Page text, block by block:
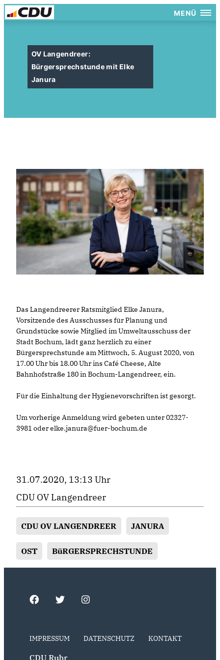
MENÜ
OV Langendreer:
Bürgersprechstunde mit Elke
Janura
Das Langendreerer Ratsmitglied Elke Janura,
Vorsitzende des Ausschusses für Planung und
Grundstücke sowie Mitglied im Umweltausschuss der
Stadt Bochum, lädt ganz herzlich zu einer
Bürgersprechstunde am Mittwoch, 5. August 2020, von
17.00 Uhr bis 18.00 Uhr ins Café Cheese, Alte
Bahnhofstraße 180 in Bochum-Langendreer, ein.
Für die Einhaltung der Hygienevorschriften ist gesorgt.
Um vorherige Anmeldung wird gebeten unter 02327-
3981 oder elke.janura@fuer-bochum.de
31.07.2020, 13:13 Uhr
CDU OV Langendreer
CDU OV LANGENDREER JANURA
OST BüRGERSPRECHSTUNDE
IMPRESSUM DATENSCHUTZ KONTAKT
CDU Ruhr